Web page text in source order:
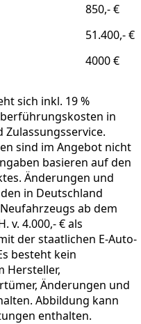
850,- €
51.400,- €
4000 €
sich inkl. 19 %
in
Zulassungsservice.
sind im Angebot nicht
basieren auf den
Änderungen und
in Deutschland
ab dem
v. 4.000,- € als
der staatlichen E-Auto-
besteht kein
Hersteller,
Änderungen und
Abbildung kann
enthalten.